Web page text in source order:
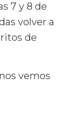
7 y 8 de
volver a
de
vemos